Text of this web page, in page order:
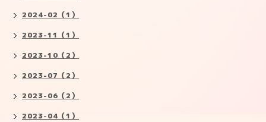
2024-02（1）
2023-11（1）
2023-10（2）
2023-07（2）
2023-06（2）
2023-04（1）